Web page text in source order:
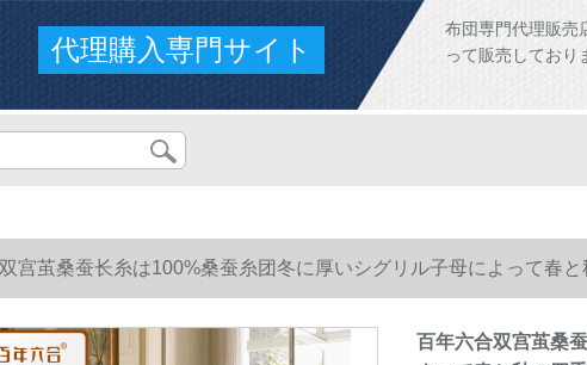
代理購入専門サイト
布団専門代理販売
って販売しており
宫茧桑蚕长糸は100%桑蚕糸团冬に厚いシグリル子母によって春
います。
百年六合双宫茧桑